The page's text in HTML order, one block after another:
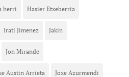
herri Hasier Etxeberria
Irati Jimenez Jakin
Jon Mirande
Austin Arrieta Joxe Azurmendi